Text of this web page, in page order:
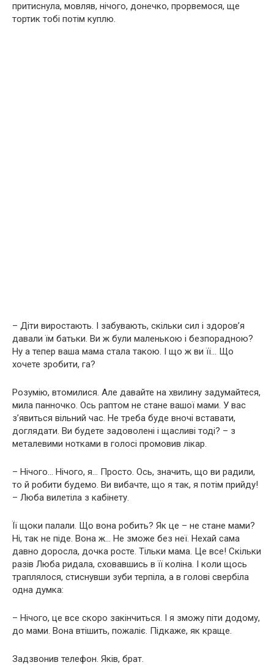
притиснула, мовляв, нічого, донечко, прорвемося, ще
тортик тобі потім куплю.
– Діти виростають. І забувають, скільки сил і здоров’я
давали їм батьки. Ви ж були маленькою і безпорадною?
Ну а тепер ваша мама стала такою. І що ж ви її… Що
хочете зробити, га?
Розумію, втомилися. Але давайте на хвилину задумайтеся,
мила панночко. Ось раптом не стане вашої мами. У вас
з’явиться вільний час. Не треба буде вночі вставати,
доглядати. Ви будете задоволені і щасливі тоді? – з
металевими нотками в голосі промовив лікар.
– Нічого… Нічого, я… Просто. Ось, значить, що ви радили,
то й робити будемо. Ви вибачте, що я так, я потім прийду!
– Люба вилетіла з кабінету.
Її щоки палали. Що вона робить? Як це – не стане мами?
Ні, так не піде. Вона ж… Не зможе без неї. Нехай сама
давно доросла, дочка росте. Тільки мама. Це все! Скільки
разів Люба ридала, сховавшись в її коліна. І коли щось
траплялося, стиснувши зуби терпіла, а в голові свербіла
одна думка:
– Нічого, це все скоро закінчиться. І я зможу піти додому,
до мами. Вона втішить, пожаліє. Підкаже, як краще.
Задзвонив телефон. Яків, брат.